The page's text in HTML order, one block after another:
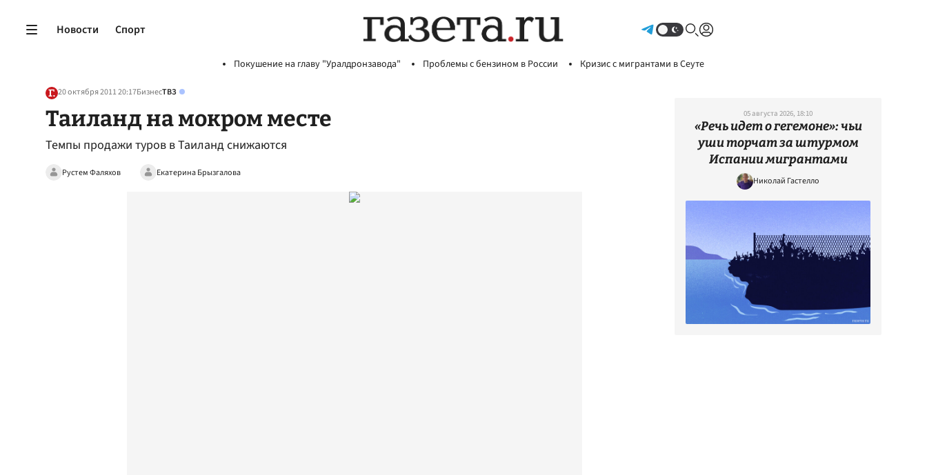
Новости Спорт
Покушение на главу "Уралдронзавода" Проблемы с бензином в России Кризис с мигрантами в Сеуте
20 октября 2011 20:17БизнесТВЗ
Таиланд на мокром месте
Темпы продажи туров в Таиланд снижаются
Рустем Фаляхов Екатерина Брызгалова
05 августа 2026, 18:10
«Речь идет о гегемоне»: чьи
уши торчат за штурмом
Испании мигрантами
Николай Гастелло